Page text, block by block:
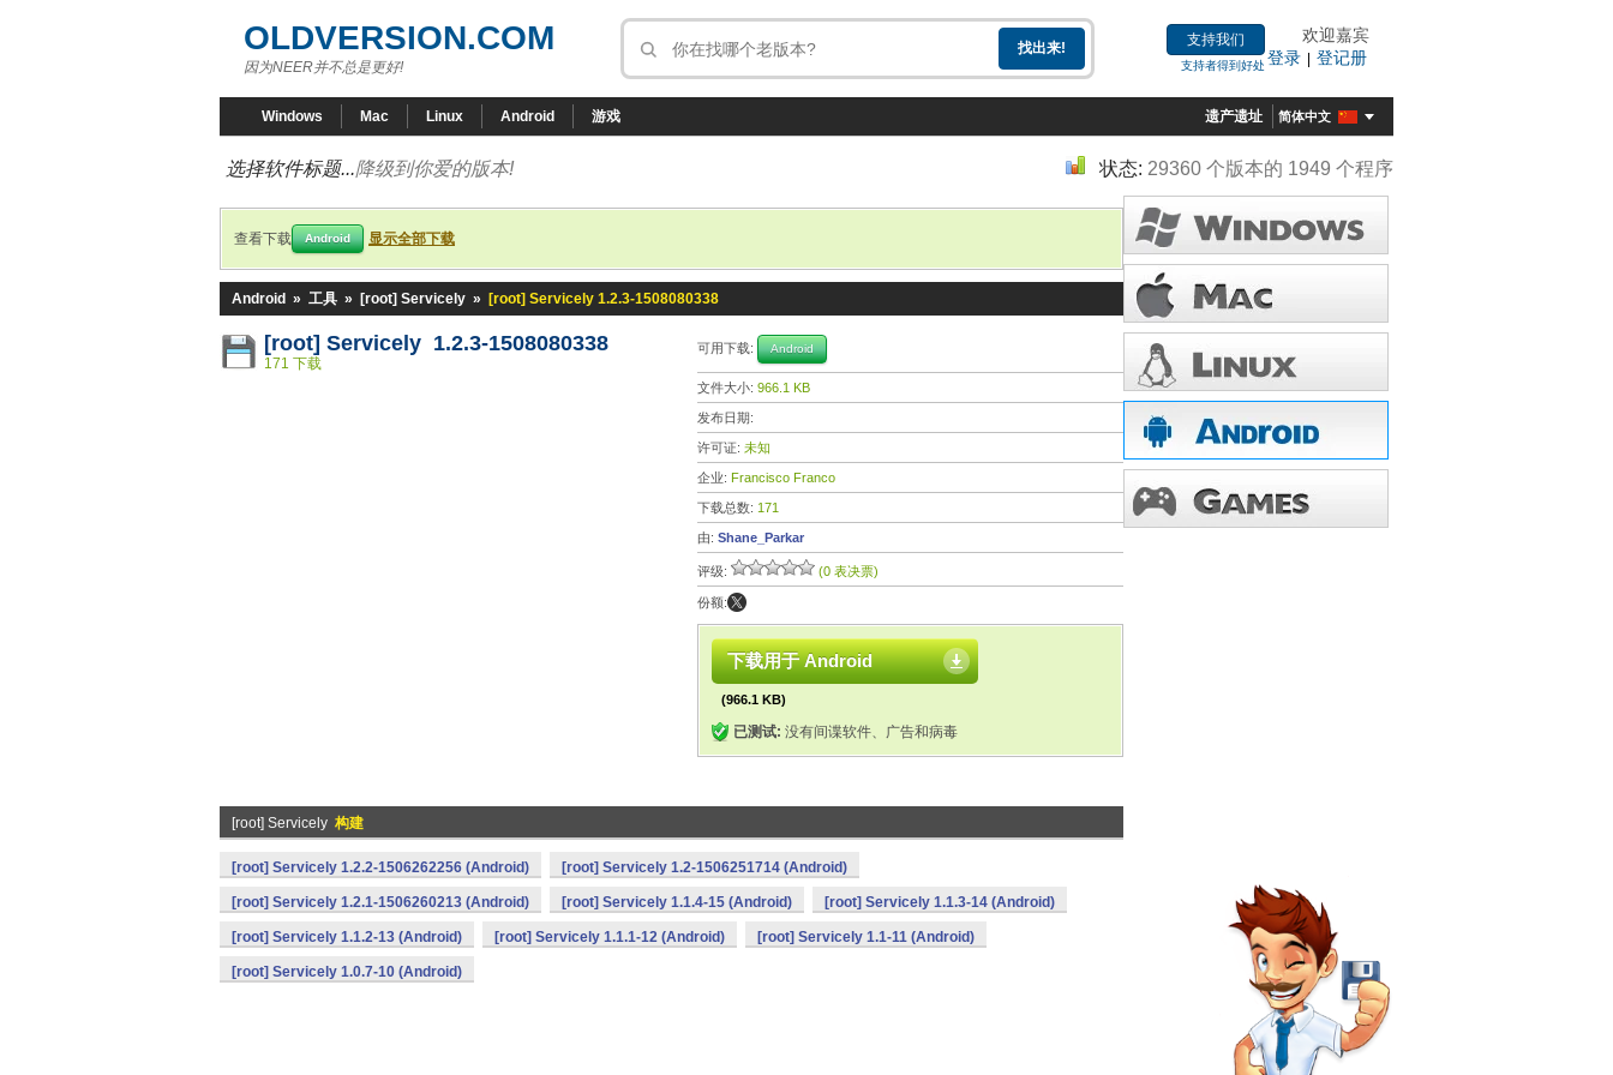
OLDVERSION.COM
因为NEER并不总是更好!
支持我们
支持者得到好处
欢迎嘉宾
登录 | 登记册
Windows Mac Linux Android 游戏 遗产遗址 简体中文
选择软件标题...降级到你爱的版本! 状态: 29360 个版本的 1949 个程序
查看下载 Android 显示全部下载
Android » 工具 » [root] Servicely » [root] Servicely 1.2.3-1508080338
[root] Servicely 1.2.3-1508080338
171 下载
可用下载: Android
文件大小: 966.1 KB
发布日期:
许可证: 未知
企业: Francisco Franco
下载总数: 171
由: Shane_Parkar
评级: (0 表决票)
份额:
下载用于 Android
(966.1 KB)
已测试: 没有间谍软件、广告和病毒
[root] Servicely 构建
[root] Servicely 1.2.2-1506262256 (Android) [root] Servicely 1.2-1506251714 (Android)
[root] Servicely 1.2.1-1506260213 (Android) [root] Servicely 1.1.4-15 (Android) [root] Servicely 1.1.3-14 (Android)
[root] Servicely 1.1.2-13 (Android) [root] Servicely 1.1.1-12 (Android) [root] Servicely 1.1-11 (Android)
[root] Servicely 1.0.7-10 (Android)